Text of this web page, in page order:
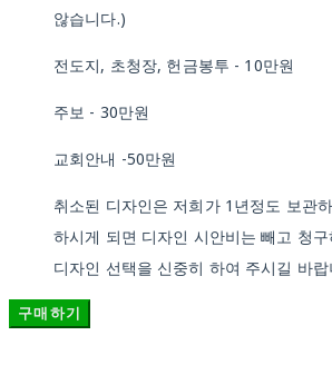
않습니다.)
전도지, 초청장, 헌금봉투 - 10만원
주보 - 30만원
교회안내 -50만원
취소된 디자인은 저희가 1년정도 보관
하시게 되면 디자인 시안비는 빼고 청
디자인 선택을 신중히 하여 주시길 바랍
구매하기